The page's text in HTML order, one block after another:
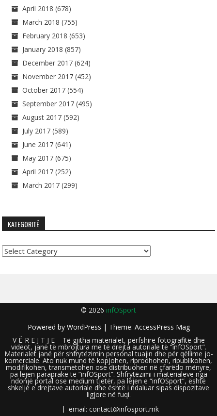
April 2018 (678)
March 2018 (755)
February 2018 (653)
January 2018 (857)
December 2017 (624)
November 2017 (452)
October 2017 (554)
September 2017 (495)
August 2017 (592)
July 2017 (589)
June 2017 (641)
May 2017 (675)
April 2017 (252)
March 2017 (299)
KATEGORITË
Kategoritë
© 2026 infOSport
Powered by WordPress | Theme: AccessPress Mag
V Ë R E J T J E – Të gjitha materialet, përfshirë fotografitë dhe
videot, janë të mbrojtura me të drejta autoriale të “infOSport”.
Materialet janë për shfrytëzimin personal tuajin dhe për qëllime jo-
komerciale. Ato nuk mund të kopjohen, riprodhohen, ripublikohen,
modifikohen, transmetohen ose distribuohen në çfarëdo mënyre,
pa lejen paraprake të “infOSport”. Shfrytëzimi i materialeve nga
ndonjë portal ose medium tjetër, pa lejen e “infOSport”, është
shkelje e drejtave autoriale dhe është i ndaluar sipas dispozitave
ligjore në fuqi.
email: contact@infosport.mk